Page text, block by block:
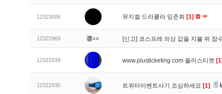
12323006 뮤지컬 드라큘라 임준희 [1]
12322969 경○○ [신고] 코스프레 의상 값을 지불 뒤 잠
12322939 www.plusticketing.com 플러스티켓 [1]
12322935 트위터이벤트사기 조심하세요 [1]